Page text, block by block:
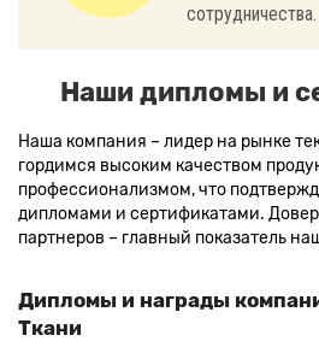
сотрудничества.
Наши дипломы и
Наша компания – лидер на рынке
гордимся высоким качеством
профессионализмом, что
дипломами и сертификатами.
партнеров – главный показатель
Дипломы и награды
Ткани